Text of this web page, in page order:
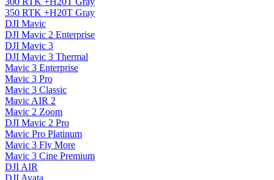
350 RTK +H20T Gray
DJI Mavic
DJI Mavic 2 Enterprise
DJI Mavic 3
DJI Mavic 3 Thermal
Mavic 3 Enterprise
Mavic 3 Pro
Mavic 3 Сlassic
Mavic AIR 2
Mavic 2 Zoom
DJI Mavic 2 Pro
Mavic Pro Platinum
Mavic 3 Fly More
Mavic 3 Cine Premium
DJI AIR
DJI Avata